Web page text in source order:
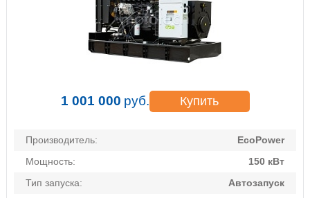
1 001 000 руб. Купить
Производитель:
EcoPower
Мощность:
150 кВт
Тип запуска:
Автозапуск